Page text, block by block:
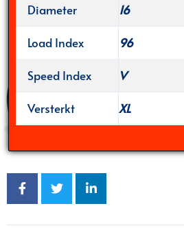
Diameter
16
Load Index
96
Speed Index
V
Versterkt
XL